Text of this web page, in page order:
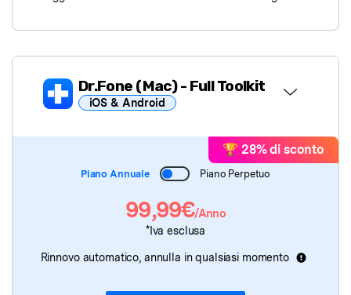
Dr.Fone (Mac)- Full Toolkit
iOS & Android
- Sblocca Schermo
- Riparazione Sistema
Dr.Fone(Mac)- Cancellazione Dati
🏆 28% di sconto
Piano Annuale Piano Perpetuo
99,99€/Anno
*Iva esclusa
Rinnovo automatico, annulla in qualsiasi momento